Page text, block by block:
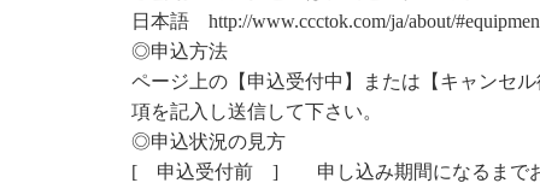
日本語 http://www.ccctok.com/ja/about/
◎申込方法
ページ上の【申込受付中】または【キャンセ
項を記入し送信して下さい。
◎申込状況の見方
[ 申込受付前 ] 申し込み期間になるまでお